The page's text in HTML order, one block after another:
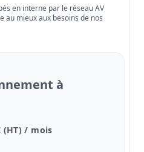
en interne par le réseau AV
au mieux aux besoins de nos
à
(HT) / mois